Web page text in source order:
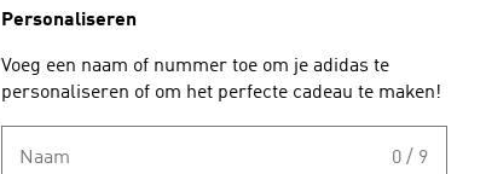
Personaliseren
Voeg een naam of nummer toe om je adidas te
personaliseren of om het perfecte cadeau te maken!
Naam 0 / 9